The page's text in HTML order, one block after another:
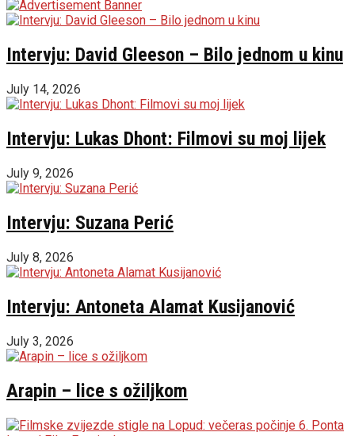
Intervju: David Gleeson – Bilo jednom u kinu
July 14, 2026
Intervju: Lukas Dhont: Filmovi su moj lijek
July 9, 2026
Intervju: Suzana Perić
July 8, 2026
Intervju: Antoneta Alamat Kusijanović
July 3, 2026
Arapin – lice s ožiljkom